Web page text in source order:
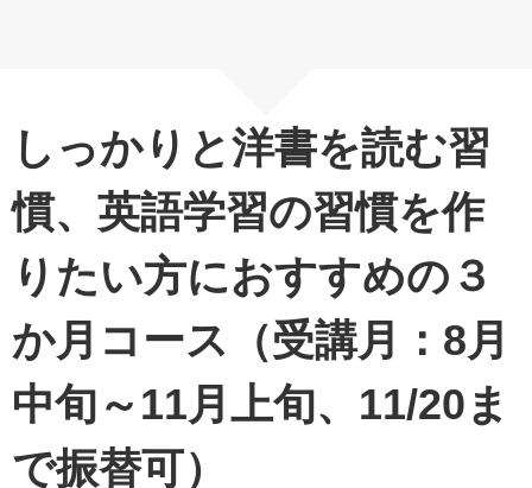
しっかりと洋書を読む習
慣、英語学習の習慣を作
りたい方におすすめの３
か月コース（受講月：8月
中旬～11月上旬、11/20ま
で振替可）